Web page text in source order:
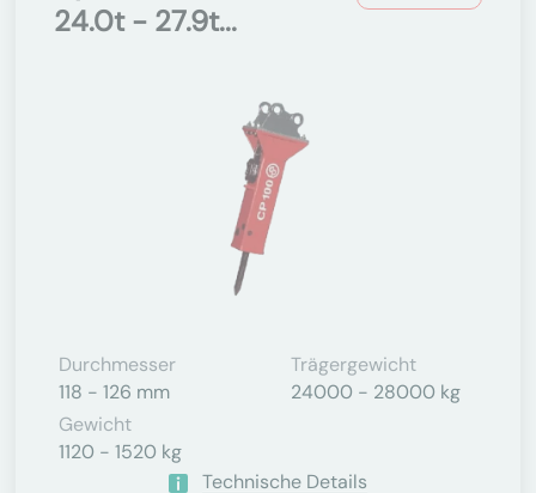
24.0t - 27.9t...
Durchmesser
118 - 126 mm
Trägergewicht
24000 - 28000 kg
Gewicht
1120 - 1520 kg
Technische Details